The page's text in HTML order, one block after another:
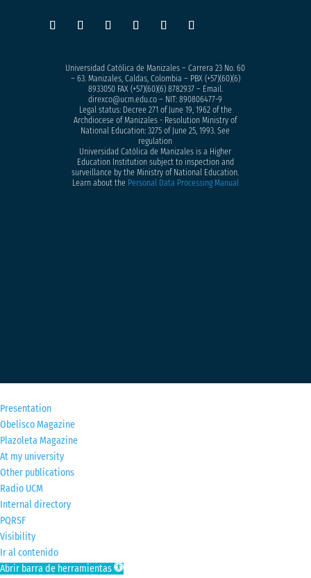
Universidad Católica de Manizales – Carrera 23 No. 60
– 63. Manizales, Caldas, Colombia – PBX (+57)(60)(6)
8933050FAX (+57)(60)(6) 8782937 – Email.
direxco@ucm.edu.co – NIT: 890806477-9
Legal status: Decree 271 of June 19, 1962 of the
Archdiocese of Manizales - Resolution Ministry of
National Education: 3275 of June 25, 1993. See
regulation
Universidad Católica de Manizales is a Higher
Education Institution subject to inspection and
surveillance by the Ministry of National Education.
Learn about the Personal Data Processing Manual
Presentation
Obelisco Magazine
Plazoleta Magazine
At my university
Other publications
Radio UCM
Internal directory
PQRSF
Visibility
Ir al contenido
Abrir barra de herramientas